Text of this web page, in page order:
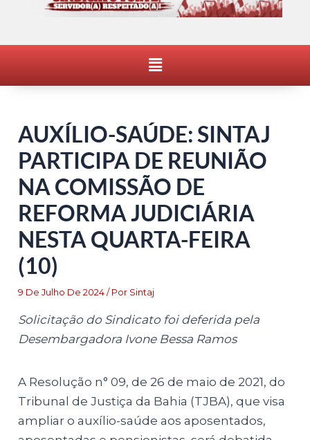
Menu
AUXÍLIO-SAÚDE: SINTAJ
PARTICIPA DE REUNIÃO
NA COMISSÃO DE
REFORMA JUDICIÁRIA
NESTA QUARTA-FEIRA
(10)
9 De Julho De 2024/ Por Sintaj
Solicitação do Sindicato foi deferida pela
Desembargadora Ivone Bessa Ramos
A Resolução n° 09, de 26 de maio de 2021, do
Tribunal de Justiça da Bahia (TJBA), que visa
ampliar o auxílio-saúde aos aposentados,